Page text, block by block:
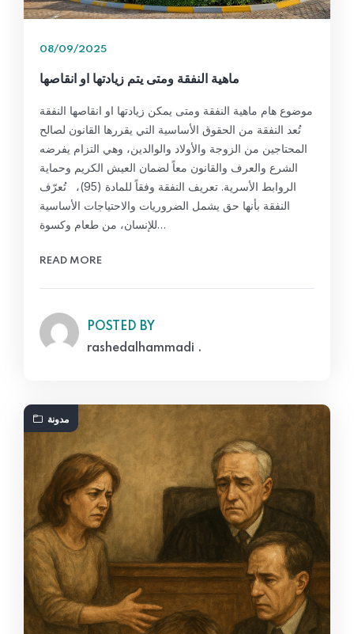
08/09/2025
ماهية النفقة ومتى يتم زيادتها او انقاصها
موضوع هام ماهية النفقة ومتى يمكن زيادتها او انقاصها النفقة
تُعد النفقة من الحقوق الأساسية التي يقررها القانون لصالح
المحتاجين من الزوجة والأولاد والوالدين، وهي التزام يفرضه
الشرع والعرف والقانون معاً لضمان العيش الكريم وحماية
الروابط الأسرية. تعريف النفقة وفقاً للمادة (95)، تُعرّف
النفقة بأنها حق يشمل الضروريات والاحتياجات الأساسية
للإنسان، من طعام وكسوة…
READ MORE
POSTED BY
rashedalhammadi .
مدونة